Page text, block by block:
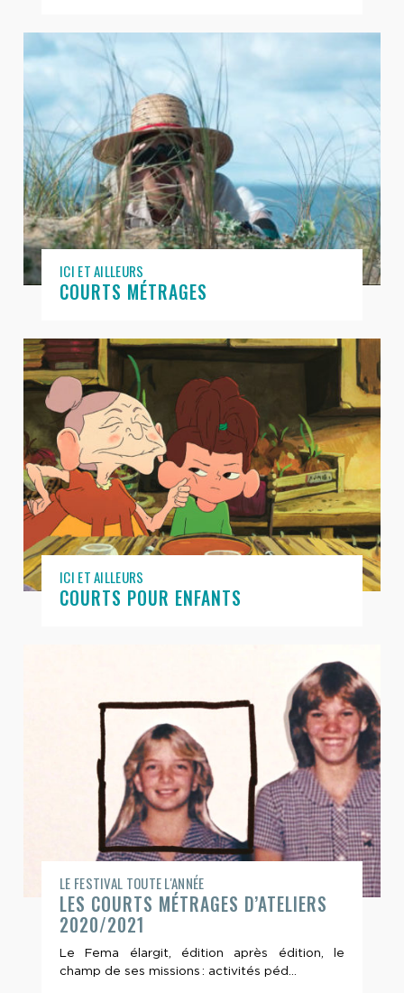
ICI ET AILLEURS
COURTS MÉTRAGES
ICI ET AILLEURS
COURTS POUR ENFANTS
LE FESTIVAL TOUTE L'ANNÉE
LES COURTS MÉTRAGES D’ATELIERS
2020/2021
Le Fema élargit, édition après édition, le
champ de ses missions : activités péd...